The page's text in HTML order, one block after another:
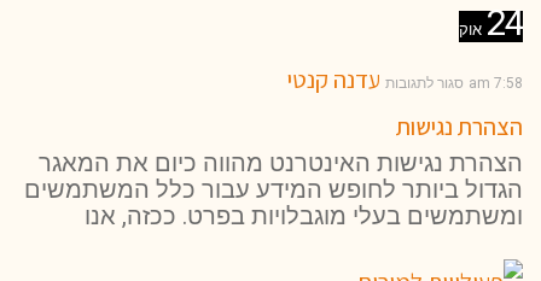
24 אוק
7:58 am סגור לתגובות עדנה קנטי
הצהרת נגישות
הצהרת נגישות האינטרנט מהווה כיום את המאגר
הגדול ביותר לחופש המידע עבור כלל המשתמשים
ומשתמשים בעלי מוגבלויות בפרט. ככזה, אנו